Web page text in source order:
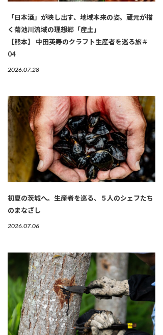
「日本酒」が映し出す、地域本来の姿。蔵元が描
く菊池川流域の理想郷「産土」
【熊本】 中田英寿のクラフト生産者を巡る旅＃
04
2026.07.28
初夏の茨城へ。生産者を巡る、５人のシェフたち
のまなざし
2026.07.06